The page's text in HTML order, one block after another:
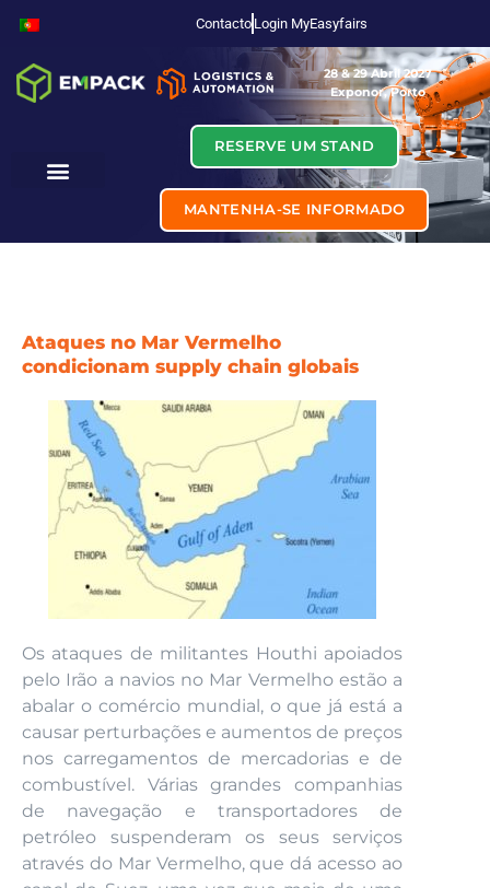
Contacto Login MyEasyfairs
28 & 29 Abril 2027
Exponor, Porto
RESERVE UM STAND
MANTENHA-SE INFORMADO
Ataques no Mar Vermelho
condicionam supply chain globais
Os ataques de militantes Houthi apoiados
pelo Irão a navios no Mar Vermelho estão a
abalar o comércio mundial, o que já está a
causar perturbações e aumentos de preços
nos carregamentos de mercadorias e de
combustível. Várias grandes companhias
de navegação e transportadores de
petróleo suspenderam os seus serviços
através do Mar Vermelho, que dá acesso ao